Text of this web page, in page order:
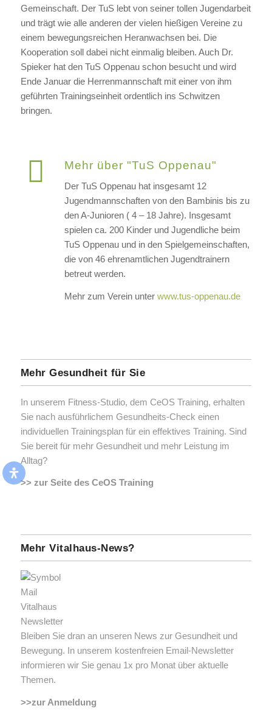
Gemeinschaft. Der TuS lebt von seiner tollen Jugendarbeit
und trägt wie alle anderen der vielen hießigen Vereine zu
einem bewegungsreichen Heranwachsen bei. Die
Kooperation soll dabei nicht einmalig bleiben. Auch Dr.
Spieker hat den TuS Oppenau schon besucht und wird
Ende Januar die Herrenmannschaft mit einer von ihm
geführten Trainingseinheit ordentlich ins Schwitzen
bringen.
Mehr über "TuS Oppenau"
Der TuS Oppenau hat insgesamt 12
Jugendmannschaften von den Bambinis bis zu
den A-Junioren ( 4 – 18 Jahre). Insgesamt
spielen ca. 200 Kinder und Jugendliche beim
TuS Oppenau und in den Spielgemeinschaften,
die von 46 ehrenamtlichen Jugendtrainern
betreut werden.
Mehr zum Verein unter www.tus-oppenau.de
Mehr Gesundheit für Sie
In unserem Fitness-Studio, dem CeOS Training, erhalten
Sie nach ausführlichem Gesundheits-Check einen
individuellen Trainingsplan für ein effektives Training. Sind
Sie bereit für mehr Gesundheit und mehr Leistung im
Alltag?
>> zur Seite des CeOS Training
Mehr Vitalhaus-News?
Bleiben Sie dran an unseren News zur Gesundheit und
Bewegung. In unserem kostenfreien Email-Newsletter
informieren wir Sie genau 1x pro Monat über aktuelle
Themen.
>>zur Anmeldung